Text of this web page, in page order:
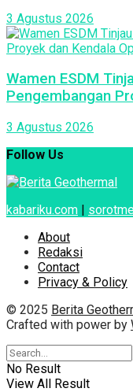
3 Agustus 2026
Wamen ESDM
Pengembangan
3 Agustus 2026
Follow Us
kabariku.com |
About
Redaksi
Contact
Privacy & Policy
© 2025 Berita
Crafted with power by
No Result
View All Result